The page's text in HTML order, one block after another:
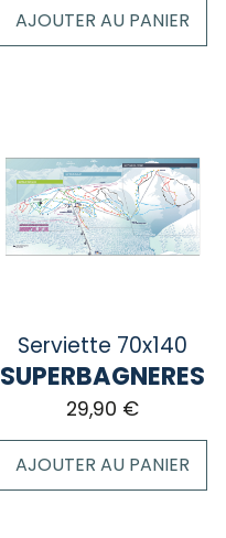
AJOUTER AU PANIER
Serviette 70x140
SUPERBAGNERES
29,90 €
AJOUTER AU PANIER